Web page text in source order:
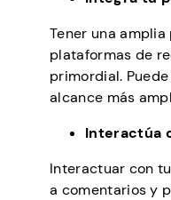
Tener una
plataformas de
primordial.
alcance más
Interactúa
Interactuar con
a comentarios y